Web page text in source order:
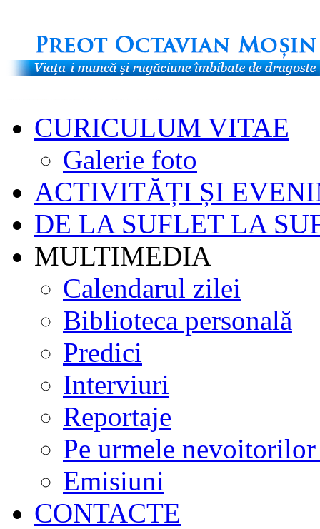
CURICULUM VITAE
Galerie foto
ACTIVITĂȚI ȘI
DE LA SUFLET LA
MULTIMEDIA
Calendarul zilei
Biblioteca personală
Predici
Interviuri
Reportaje
Pe urmele nevoitorilor
Emisiuni
CONTACTE